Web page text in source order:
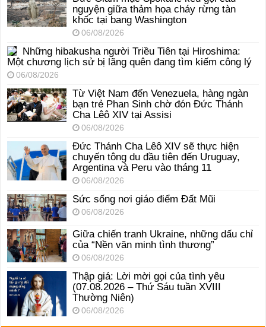
nguyện giữa thảm họa cháy rừng tàn
khốc tại bang Washington
06/08/2026
Những hibakusha người Triều Tiên tại Hiroshima:
Một chương lịch sử bị lãng quên đang tìm kiếm công lý
06/08/2026
Từ Việt Nam đến Venezuela, hàng ngàn
bạn trẻ Phan Sinh chờ đón Đức Thánh
Cha Lêô XIV tại Assisi
06/08/2026
Đức Thánh Cha Lêô XIV sẽ thực hiện
chuyến tông du đầu tiên đến Uruguay,
Argentina và Peru vào tháng 11
06/08/2026
Sức sống nơi giáo điểm Đất Mũi
06/08/2026
Giữa chiến tranh Ukraine, những dấu chỉ
của “Nền văn minh tình thương”
06/08/2026
Thập giá: Lời mời gọi của tình yêu
(07.08.2026 – Thứ Sáu tuần XVIII
Thường Niên)
06/08/2026